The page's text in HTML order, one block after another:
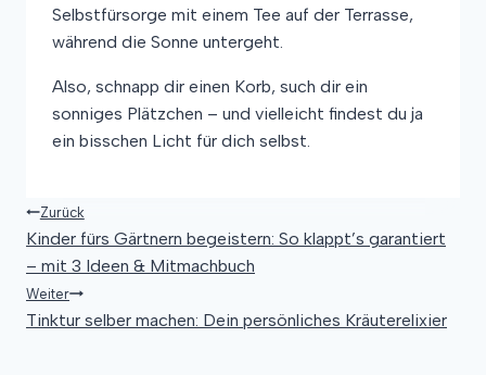
Selbstfürsorge mit einem Tee auf der Terrasse,
während die Sonne untergeht.
Also, schnapp dir einen Korb, such dir ein
sonniges Plätzchen – und vielleicht findest du ja
ein bisschen Licht für dich selbst.
Beitragsnavigation
Zurück
Kinder fürs Gärtnern begeistern: So klappt’s garantiert
– mit 3 Ideen & Mitmachbuch
Weiter
Tinktur selber machen: Dein persönliches Kräuterelixier